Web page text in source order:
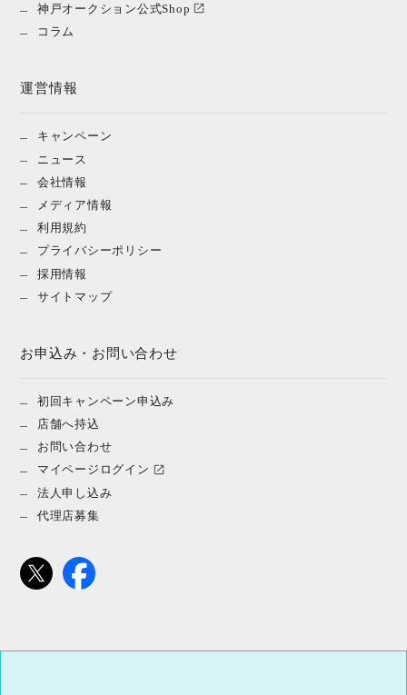
神戸オークション公式Shop
コラム
運営情報
キャンペーン
ニュース
会社情報
メディア情報
利用規約
プライバシーポリシー
採用情報
サイトマップ
お申込み・お問い合わせ
初回キャンペーン申込み
店舗へ持込
お問い合わせ
マイページログイン
法人申し込み
代理店募集